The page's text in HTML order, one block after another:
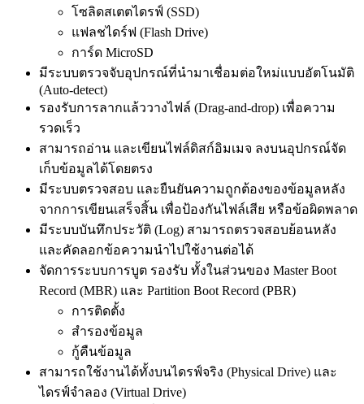
โซลิดสเตตไดรฟ์ (SSD)
แฟลชไดร์ฟ (Flash Drive)
การ์ด MicroSD
มีระบบตรวจจับอุปกรณ์ที่นำมาเชื่อมต่อใหม่แบบอัตโนมัติ
(Auto-detect)
รองรับการลากแล้ววางไฟล์ (Drag-and-drop) เพื่อความ
รวดเร็ว
สามารถอ่าน และเขียนไฟล์ดิสก์อิมเมจ ลงบนอุปกรณ์จัด
เก็บข้อมูลได้โดยตรง
มีระบบตรวจสอบ และยืนยันความถูกต้องของข้อมูลหลัง
จากการเขียนเสร็จสิ้น เพื่อป้องกันไฟล์เสีย หรือข้อผิดพลาด
มีระบบบันทึกประวัติ (Log) สามารถตรวจสอบย้อนหลัง
และคัดลอกข้อความนำไปใช้งานต่อได้
จัดการระบบการบูต รองรับ ทั้งในส่วนของ Master Boot
Record (MBR) และ Partition Boot Record (PBR)
การติดตั้ง
สำรองข้อมูล
กู้คืนข้อมูล
สามารถใช้งานได้ทั้งบนไดรฟ์จริง (Physical Drive) และ
ไดรฟ์จำลอง (Virtual Drive)